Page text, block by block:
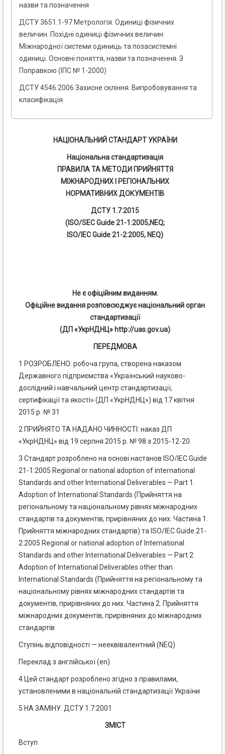
назви та позначення
ДСТУ 3651.1-97 Метрологія. Одиниці фізичних
величин. Похідні одиниці фізичних величин
Міжнародної системи одиниць та позасистемні
одиниці. Основні поняття, назви та позначення. З
Поправкою (ІПС № 1-2000)
ДСТУ 4546:2006 Захисне скління. Випробовування та
класифікація
НАЦІОНАЛЬНИЙ СТАНДАРТ УКРАЇНИ
Національна стандартизація
ПРАВИЛА ТА МЕТОДИ ПРИЙНЯТТЯ
МІЖНАРОДНИХ І РЕГІОНАЛЬНИХ
НОРМАТИВНИХ ДОКУМЕНТІВ
ДСТУ 1.7:2015
(ISO/SEC Guide 21-1:2005,NEQ;
ISO/IEC Guide 21-2:2005, NEQ)
Не є офіційним виданням.
Офіційне видання розповсюджує національний орган
стандартизації
(ДП «УкрНДНЦ» http://uas.gov.ua)
ПЕРЕДМОВА
1 РОЗРОБЛЕНО: робоча група, створена наказом
Державного підприємства «Український науково-
дослідний і навчальний центр стандартизації,
сертифікації та якості» (ДП «УкрНДНЦ») від 17 квітня
2015 р. № 31
2 ПРИЙНЯТО ТА НАДАНО ЧИННОСТІ: наказ ДП
«УкрНДНЦ» від 19 серпня 2015 р. № 98 з 2015-12-20
3 Стандарт розроблено на основі настанов ISO/IEC Guide
21-1:2005 Regional or national adoption of international
Standards and other International Deliverables — Part 1.
Adoption of International Standards (Прийняття на
регіональному та національному рівнях міжнародних
стандартів та документів, прирівняних до них. Частина 1.
Прийняття міжнародних стандартів) та ISO/ІЕС Guide 21-
2:2005 Regional or national adoption of International
Standards and other International Deliverables — Part 2.
Adoption of International Deliverables other than
International Standards (Прийняття на регіональному та
національному рівнях міжнародних стандартів та
документів, прирівняних до них. Частина 2. Прийняття
міжнародних документів, прирівняних до міжнародних
стандартів
Ступінь відповідності — нееквівалентний (NEQ)
Переклад з англійської (еn)
4 Цей стандарт розроблено згідно з правилами,
установленими в національній стандартизації України
5 НА ЗАМІНУ: ДСТУ 1.7:2001
ЗМІСТ
Вступ